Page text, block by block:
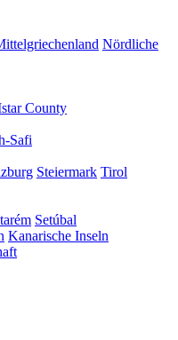
Nördliche
County
Safi
Steiermark Tirol
Setúbal
Kanarische Inseln